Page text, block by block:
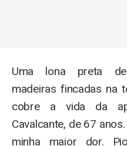
Uma lona preta
madeiras fincadas na
cobre a vida da
Cavalcante, de 67
minha maior dor.